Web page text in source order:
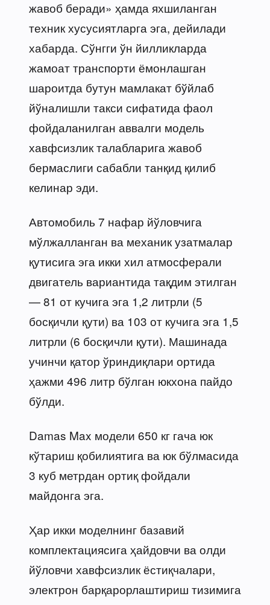
жавоб беради» ҳамда яхшиланган
техник хусусиятларга эга, дейилади
хабарда. Сўнгги ўн йилликларда
жамоат транспорти ёмонлашган
шароитда бутун мамлакат бўйлаб
йўналишли такси сифатида фаол
фойдаланилган аввалги модель
хавфсизлик талабларига жавоб
бермаслиги сабабли танқид қилиб
келинар эди.
Автомобиль 7 нафар йўловчига
мўлжалланган ва механик узатмалар
қутисига эга икки хил атмосферали
двигатель вариантида тақдим этилган
— 81 от кучига эга 1,2 литрли (5
босқичли қути) ва 103 от кучига эга 1,5
литрли (6 босқичли қути). Машинада
учинчи қатор ўриндиқлари ортида
ҳажми 496 литр бўлган юкхона пайдо
бўлди.
Damas Max модели 650 кг гача юк
кўтариш қобилиятига ва юк бўлмасида
3 куб метрдан ортиқ фойдали
майдонга эга.
Ҳар икки моделнинг базавий
комплектациясига ҳайдовчи ва олди
йўловчи хавфсизлик ёстиқчалари,
электрон барқарорлаштириш тизимига